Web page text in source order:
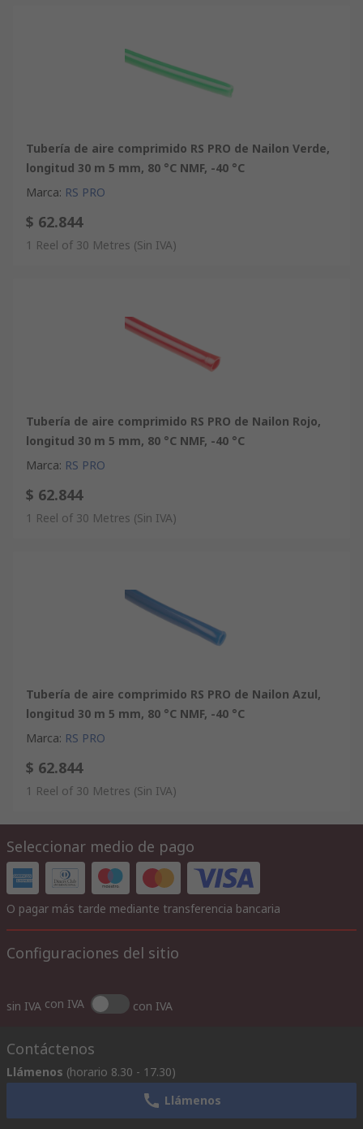
Tubería de aire comprimido RS PRO de Nailon Verde,
longitud 30 m 5 mm, 80 °C NMF, -40 °C
Marca: RS PRO
$ 62.844
1 Reel of 30 Metres (Sin IVA)
Tubería de aire comprimido RS PRO de Nailon Rojo,
longitud 30 m 5 mm, 80 °C NMF, -40 °C
Marca: RS PRO
$ 62.844
1 Reel of 30 Metres (Sin IVA)
Tubería de aire comprimido RS PRO de Nailon Azul,
longitud 30 m 5 mm, 80 °C NMF, -40 °C
Marca: RS PRO
$ 62.844
1 Reel of 30 Metres (Sin IVA)
Seleccionar medio de pago
O pagar más tarde mediante transferencia bancaria
Configuraciones del sitio
sin IVA con IVA con IVA
Contáctenos
Llámenos (horario 8.30 - 17.30)
Llámenos